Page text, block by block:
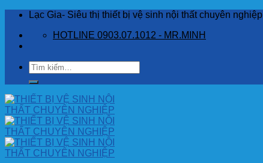
Skip
content
Lạc Gia- Siêu thị thiết bị vệ sinh nội thất chuyên nghiệp
HOTLINE 0903.07.1012 - MR.MINH
Tìm
kiếm: